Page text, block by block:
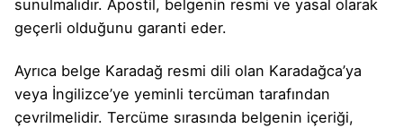
sunulmalıdır. Apostil, belgenin resmi ve yasal olarak
geçerli olduğunu garanti eder.
Ayrıca belge Karadağ resmi dili olan Karadağca’ya
veya İngilizce’ye yeminli tercüman tarafından
çevrilmelidir. Tercüme sırasında belgenin içeriği,